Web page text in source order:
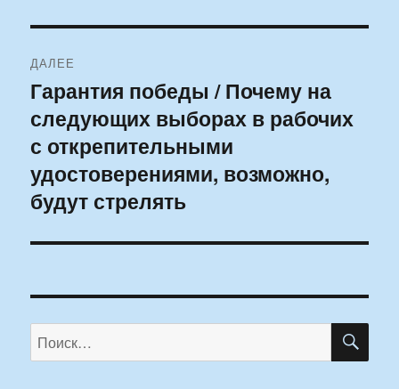
ДАЛЕЕ
Следующая
запись:
Гарантия победы / Почему на
следующих выборах в рабочих
с открепительными
удостоверениями, возможно,
будут стрелять
Искать: